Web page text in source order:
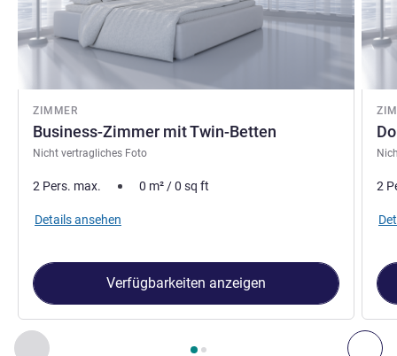
Zurück - Zimmer
Seite1 , Zimmer 1 : Business-Zimmer mit Twin-Betten
ZIMMER
Business-Zimmer mit Twin-Betten
Nicht vertragliches Foto
2 Pers. max. 0 m²/0 sq ft
Details ansehen
Verfügbarkeiten anzeigen
2